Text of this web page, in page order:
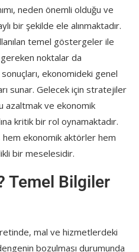
neden önemli olduğu ve
bir şekilde ele alınmaktadır.
temel göstergeler ile
noktalar da
sonuçları, ekonomideki genel
sunar. Gelecek için stratejiler
azaltmak ve ekonomik
kritik bir rol oynamaktadır.
hem ekonomik aktörler hem
bir meselesidir.
Temel Bilgiler
mal ve hizmetlerdeki
bozulması durumunda